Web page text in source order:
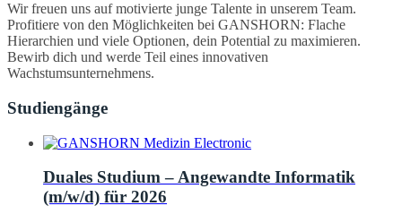
Wir freuen uns auf motivierte junge Talente in unserem Team.
Profitiere von den Möglichkeiten bei GANSHORN: Flache
Hierarchien und viele Optionen, dein Potential zu maximieren.
Bewirb dich und werde Teil eines innovativen
Wachstumsunternehmens.
Studiengänge
Duales Studium – Angewandte Informatik
(m/w/d) für 2026